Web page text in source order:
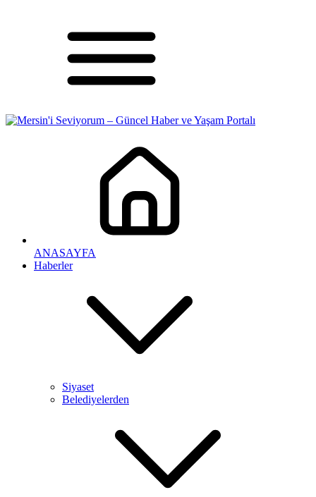
ANASAYFA
Haberler
Siyaset
Belediyelerden